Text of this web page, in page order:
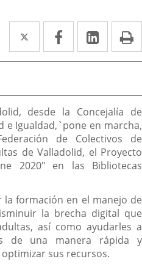
Twitter
Enlace
a
aplicación
externa.
Facebook
Enlace
a
aplicación
externa.
Enlace
a
desde la Concejalía de
e Igualdad,`pone en marcha,
de Colectivos de
de Valladolid, el Proyecto
2020" en las Bibliotecas
formación en el manejo de
la brecha digital que
así como ayudarles a
de una manera rápida y
sus recursos.